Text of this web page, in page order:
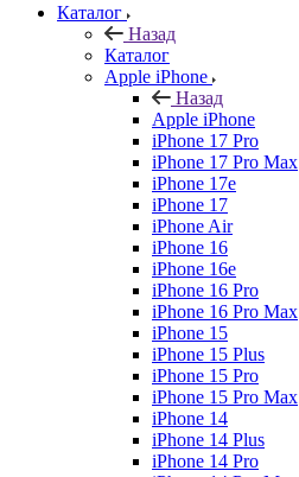
Каталог
Назад
Каталог
Apple iPhone
Назад
Apple iPhone
iPhone 17 Pro
iPhone 17 Pro Max
iPhone 17e
iPhone 17
iPhone Air
iPhone 16
iPhone 16e
iPhone 16 Pro
iPhone 16 Pro Max
iPhone 15
iPhone 15 Plus
iPhone 15 Pro
iPhone 15 Pro Max
iPhone 14
iPhone 14 Plus
iPhone 14 Pro